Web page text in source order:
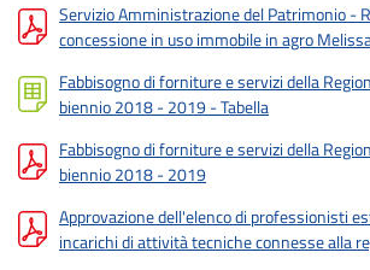
Servizio Amministrazione del Patrimonio -
concessione in uso immobile in agro
Fabbisogno di forniture e servizi della
biennio 2018 - 2019 - Tabella
Fabbisogno di forniture e servizi della
biennio 2018 - 2019
Approvazione dell'elenco di professionisti
incarichi di attività tecniche connesse alla